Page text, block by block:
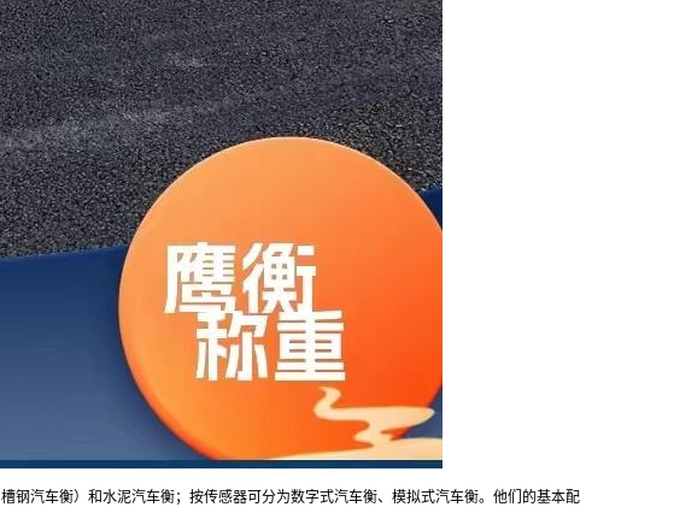
汽车衡）和水泥汽车衡；按传感器可分为数字式汽车衡、模拟式汽车衡。他们的基本配